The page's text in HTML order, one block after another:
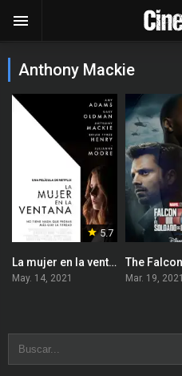
Anthony Mackie
5.7
La mujer en la ventana
May. 14, 2021 Mar. 19, 2021